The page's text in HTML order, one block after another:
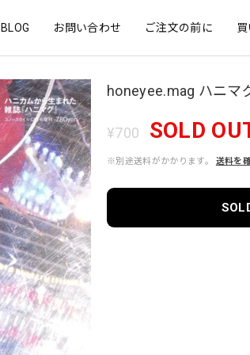
BLOG お問い合わせ ご注文の前に
honeyee.mag ハニマ
¥700 SOLD
※別途送料がかかります。 送料を